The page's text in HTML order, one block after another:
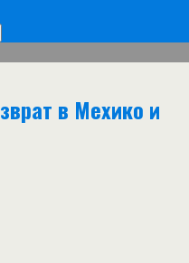
в Мехико и